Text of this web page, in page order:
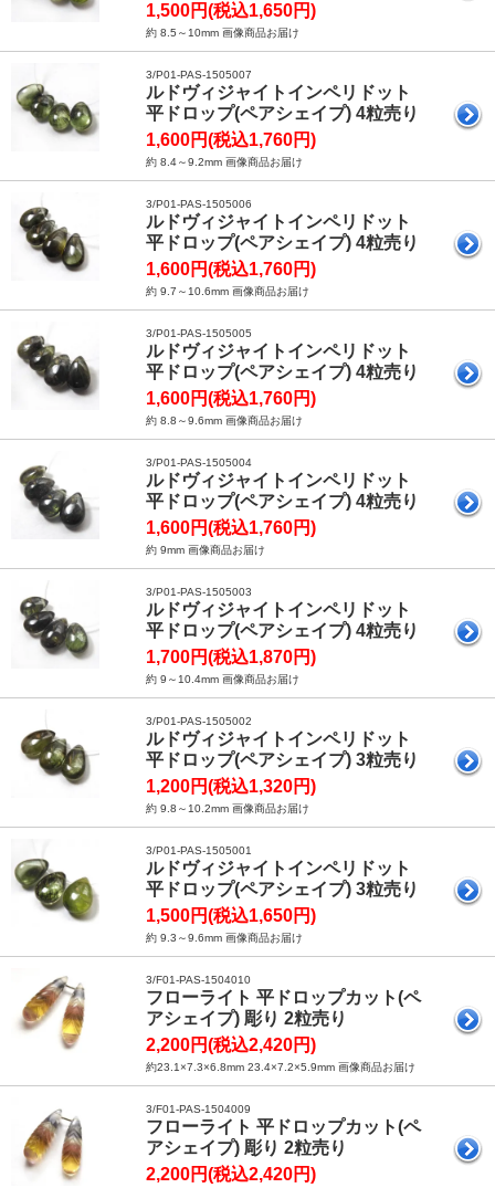
1,500円(税込1,650円)
約 8.5～10mm 画像商品お届け
3/P01-PAS-1505007
ルドヴィジャイトインペリドット
平ドロップ(ペアシェイプ) 4粒売り
1,600円(税込1,760円)
約 8.4～9.2mm 画像商品お届け
3/P01-PAS-1505006
ルドヴィジャイトインペリドット
平ドロップ(ペアシェイプ) 4粒売り
1,600円(税込1,760円)
約 9.7～10.6mm 画像商品お届け
3/P01-PAS-1505005
ルドヴィジャイトインペリドット
平ドロップ(ペアシェイプ) 4粒売り
1,600円(税込1,760円)
約 8.8～9.6mm 画像商品お届け
3/P01-PAS-1505004
ルドヴィジャイトインペリドット
平ドロップ(ペアシェイプ) 4粒売り
1,600円(税込1,760円)
約 9mm 画像商品お届け
3/P01-PAS-1505003
ルドヴィジャイトインペリドット
平ドロップ(ペアシェイプ) 4粒売り
1,700円(税込1,870円)
約 9～10.4mm 画像商品お届け
3/P01-PAS-1505002
ルドヴィジャイトインペリドット
平ドロップ(ペアシェイプ) 3粒売り
1,200円(税込1,320円)
約 9.8～10.2mm 画像商品お届け
3/P01-PAS-1505001
ルドヴィジャイトインペリドット
平ドロップ(ペアシェイプ) 3粒売り
1,500円(税込1,650円)
約 9.3～9.6mm 画像商品お届け
3/F01-PAS-1504010
フローライト 平ドロップカット(ペ
アシェイプ) 彫り 2粒売り
2,200円(税込2,420円)
約23.1×7.3×6.8mm 23.4×7.2×5.9mm 画像商品お届け
3/F01-PAS-1504009
フローライト 平ドロップカット(ペ
アシェイプ) 彫り 2粒売り
2,200円(税込2,420円)